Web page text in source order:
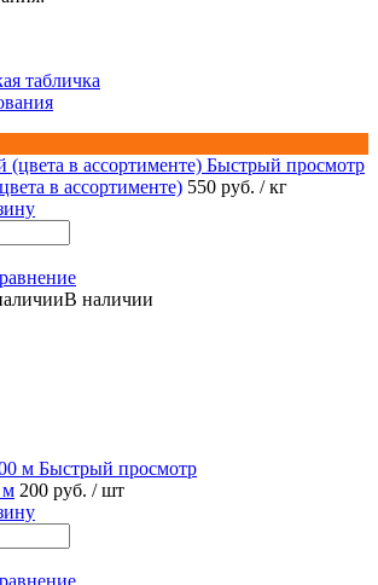
табличка
Быстрый просмотр
в ассортименте) 550 руб. / кг
В наличии
Быстрый просмотр
м 200 руб. / шт